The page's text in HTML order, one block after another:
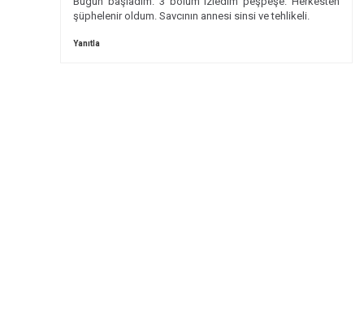
şüphelenir oldum. Savcının annesi sinsi ve tehlikeli.
Yanıtla